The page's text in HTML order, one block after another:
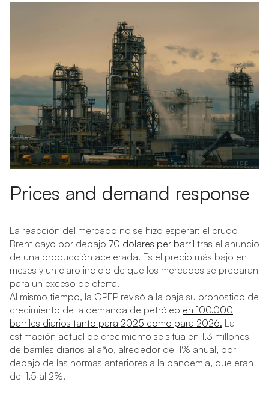
Prices and demand response
La reacción del mercado no se hizo esperar: el crudo
Brent cayó por debajo 70 dolares per barril tras el anuncio
de una producción acelerada. Es el precio más bajo en
meses y un claro indicio de que los mercados se preparan
para un exceso de oferta.
Al mismo tiempo, la OPEP revisó a la baja su pronóstico de
crecimiento de la demanda de petróleo en 100.000
barriles diarios tanto para 2025 como para 2026. La
estimación actual de crecimiento se sitúa en 1,3 millones
de barriles diarios al año, alrededor del 1% anual, por
debajo de las normas anteriores a la pandemia, que eran
del 1,5 al 2%.